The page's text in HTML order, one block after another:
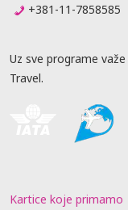
+381-11-7858585
Uz sve programe važe
Travel.
Kartice koje primamo